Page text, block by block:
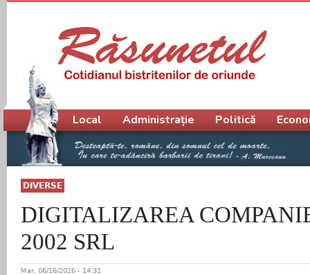
DIVERSE
DIGITALIZAREA
2002 SRL
Mar, 06/16/2026 - 14:31
Meniu principal
Local Administrație Politică